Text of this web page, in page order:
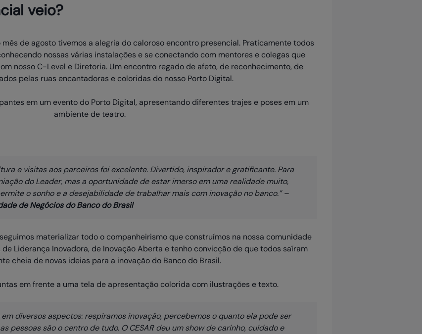
veio?
de agosto tivemos a alegria do caloroso encontro presencial. Praticamente todos
nossas várias instalações e se conectando com mentores e colegas que
nosso C-Level e Diretoria. Um encontro regado de afeto, de reconhecimento, de
pelas ruas encantadoras e coloridas do nosso Porto Digital.
e visitas aos parceiros foi excelente. Divertido, inspirador e gratificante. Para
do Leader, mas a oportunidade de estar imerso em uma realidade muito,
o sonho e a desejabilidade de trabalhar mais com inovação no banco.” –
de Negócios do Banco do Brasil
materializar todo o companheirismo que construímos na nossa comunidade
Liderança Inovadora, de Inovação Aberta e tenho convicção de que todos saíram
cheia de novas ideias para a inovação do Banco do Brasil.
em diversos aspectos: respiramos inovação, percebemos o quanto ela pode ser
pessoas são o centro de tudo. O CESAR deu um show de carinho, cuidado e